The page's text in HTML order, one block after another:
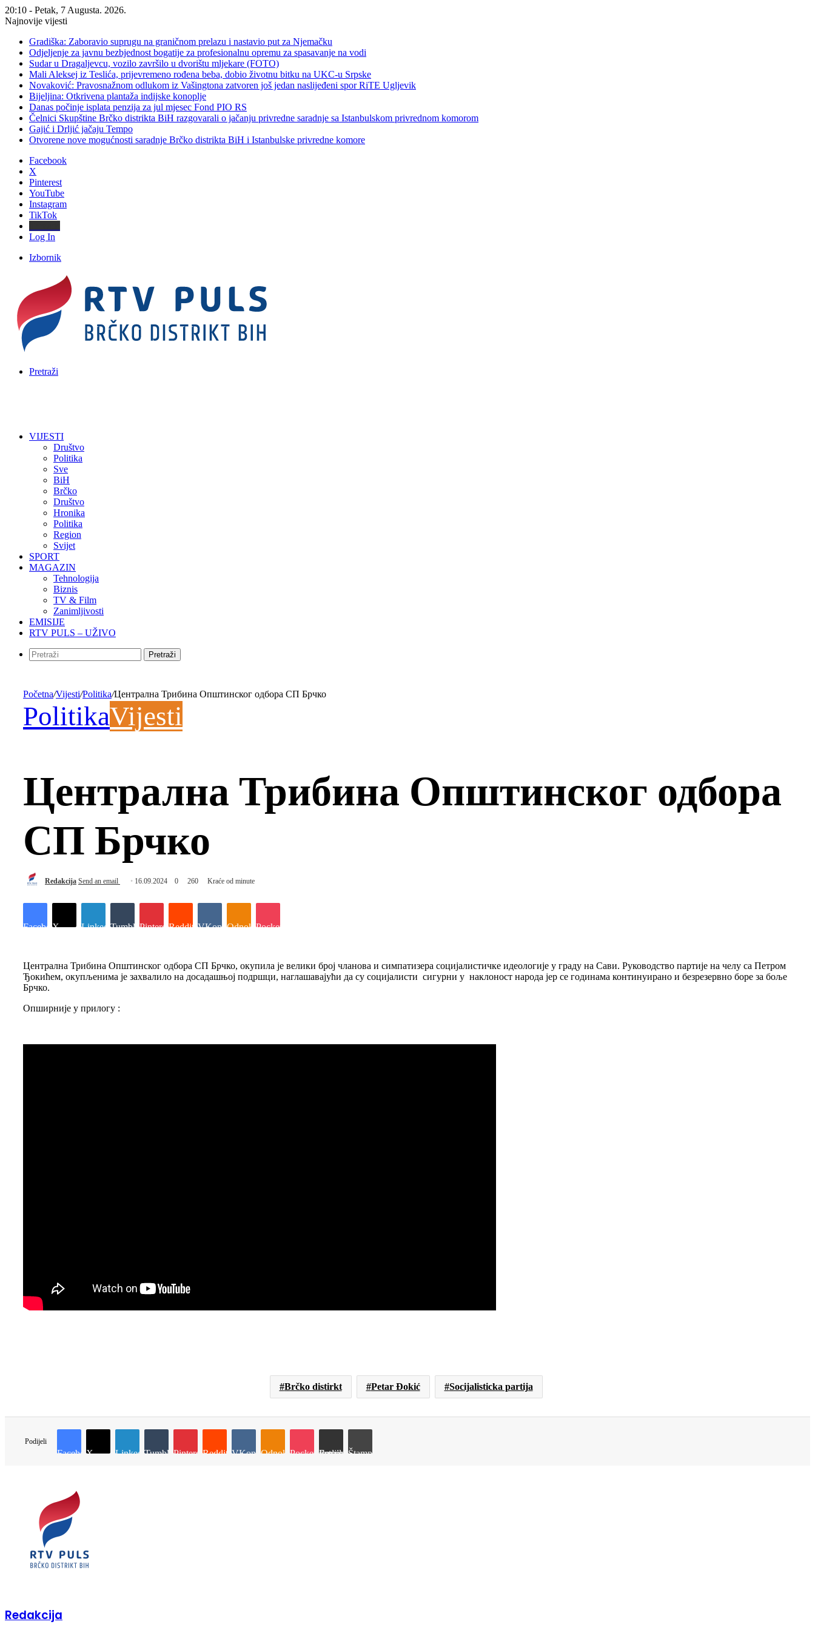
20:10 - Petak, 7 Augusta. 2026.
Najnovije vijesti
Gradiška: Zaboravio suprugu na graničnom prelazu i nastavio put za Njemačku
Odjeljenje za javnu bezbjednost bogatije za profesionalnu opremu za spasavanje na vodi
Sudar u Dragaljevcu, vozilo završilo u dvorištu mljekare (FOTO)
Mali Aleksej iz Teslića, prijevremeno rođena beba, dobio životnu bitku na UKC-u Srpske
Novaković: Pravosnažnom odlukom iz Vašingtona zatvoren još jedan naslijeđeni spor RiTE Ugljevik
Bijeljina: Otkrivena plantaža indijske konoplje
Danas počinje isplata penzija za jul mjesec Fond PIO RS
Čelnici Skupštine Brčko distrikta BiH razgovarali o jačanju privredne saradnje sa Istanbulskom privrednom komorom
Gajić i Drljić jačaju Tempo
Otvorene nove mogućnosti saradnje Brčko distrikta BiH i Istanbulske privredne komore
Facebook
X
Pinterest
YouTube
Instagram
TikTok
Log In
Izbornik
Pretraži
VIJESTI
Društvo
Politika
Sve
BiH
Brčko
Društvo
Hronika
Politika
Region
Svijet
SPORT
MAGAZIN
Tehnologija
Biznis
TV & Film
Zanimljivosti
EMISIJE
RTV PULS – UŽIVO
Pretraži
Početna/Vijesti/Politika/Централна Трибина Општинског одбора СП Брчко
PolitikaVijesti
Централна Трибина Општинског одбора
СП Брчко
Redakcija Send an email 16.09.2024 0 260 Kraće od minute
Facebook
X LinkedInTumblr PinterestReddit VKontakteOdnoklassniki
Pocket
Централна Трибина Општинског одбора СП Брчко, окупила је велики број чланова и симпатизера социјалистичке идеологије у граду на Сави. Руководство партије на челу са Петром
Ђокићем, окупљенима је захвалило на досадашњој подршци, наглашавајући да су социјалисти сигурни у наклоност народа јер се годинама континуирано и безрезервно боре за боље
Брчко.
Опширније у прилогу :
Brčko distirkt Petar Đokić Socijalisticka partija
Podijeli
Facebook
X LinkedInTumblr PinterestReddit VKontakteOdnoklassniki
Pocket Podijeli putem Emaila Štampaj
Redakcija